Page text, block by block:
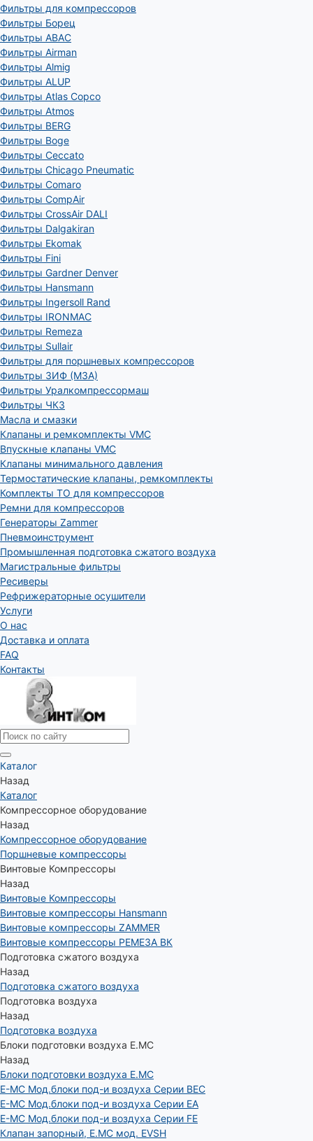
Фильтры для компрессоров
Фильтры Борец
Фильтры ABAC
Фильтры Airman
Фильтры Almig
Фильтры ALUP
Фильтры Atlas Copco
Фильтры Atmos
Фильтры BERG
Фильтры Boge
Фильтры Ceccato
Фильтры Chicago Pneumatic
Фильтры Comaro
Фильтры CompAir
Фильтры CrossAir DALI
Фильтры Dalgakiran
Фильтры Ekomak
Фильтры Fini
Фильтры Gardner Denver
Фильтры Hansmann
Фильтры Ingersoll Rand
Фильтры IRONMAC
Фильтры Remeza
Фильтры Sullair
Фильтры для поршневых компрессоров
Фильтры ЗИФ (МЗА)
Фильтры Уралкомпрессормаш
Фильтры ЧКЗ
Масла и смазки
Клапаны и ремкомплекты VMC
Впускные клапаны VMC
Клапаны минимального давления
Термостатические клапаны, ремкомплекты
Комплекты ТО для компрессоров
Ремни для компрессоров
Генераторы Zammer
Пневмоинструмент
Промышленная подготовка сжатого воздуха
Магистральные фильтры
Ресиверы
Рефрижераторные осушители
Услуги
О нас
Доставка и оплата
FAQ
Контакты
Каталог
Назад
Каталог
Компрессорное оборудование
Назад
Компрессорное оборудование
Поршневые компрессоры
Винтовые Компрессоры
Назад
Винтовые Компрессоры
Винтовые компрессоры Hansmann
Винтовые компрессоры ZAMMER
Винтовые компрессоры РЕМЕЗА ВК
Подготовка сжатого воздуха
Назад
Подготовка сжатого воздуха
Подготовка воздуха
Назад
Подготовка воздуха
Блоки подготовки воздуха E.MC
Назад
Блоки подготовки воздуха E.MC
E-MC Мод.блоки под-и воздуха Серии BEC
E-MC Мод.блоки под-и воздуха Серии EA
E-MC Мод.блоки под-и воздуха Серии FE
Клапан запорный, E.MC мод. EVSH